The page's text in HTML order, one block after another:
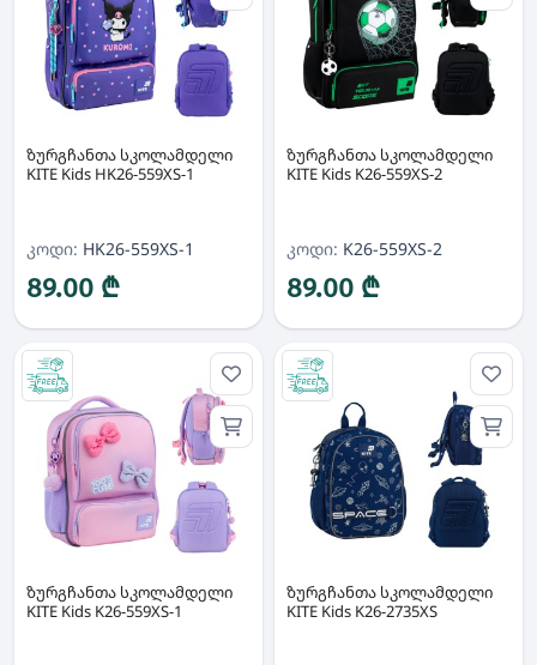
ზურგჩანთა სკოლამდელი
KITE Kids HK26-559XS-1
კოდი: HK26-559XS-1
89.00 ₾
ზურგჩანთა სკოლამდელი
KITE Kids K26-559XS-2
კოდი: K26-559XS-2
89.00 ₾
ზურგჩანთა სკოლამდელი
KITE Kids K26-559XS-1
ზურგჩანთა სკოლამდელი
KITE Kids K26-2735XS